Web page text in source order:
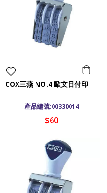
COX三燕 NO.4 歐文日付印
產品編號:00330014
$60